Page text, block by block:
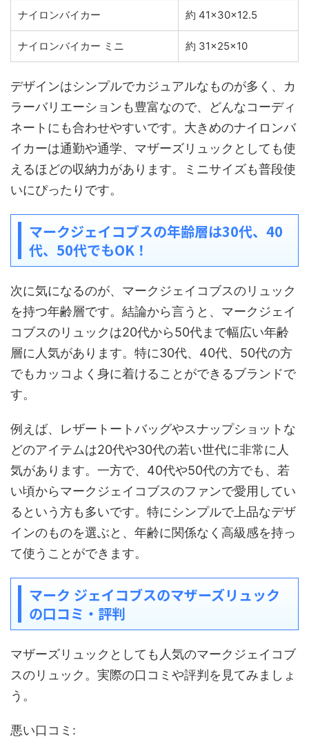
ナイロンバイカー 約 41×30×12.5
ナイロンバイカー ミニ 約 31×25×10
デザインはシンプルでカジュアルなものが多く、カ
ラーバリエーションも豊富なので、どんなコーディ
ネートにも合わせやすいです。大きめのナイロンバ
イカーは通勤や通学、マザーズリュックとしても使
えるほどの収納力があります。ミニサイズも普段使
いにぴったりです。
マークジェイコブスの年齢層は30代、40
代、50代でもOK！
次に気になるのが、マークジェイコブスのリュック
を持つ年齢層です。結論から言うと、マークジェイ
コブスのリュックは20代から50代まで幅広い年齢
層に人気があります。特に30代、40代、50代の方
でもカッコよく身に着けることができるブランドで
す。
例えば、レザートートバッグやスナップショットな
どのアイテムは20代や30代の若い世代に非常に人
気があります。一方で、40代や50代の方でも、若
い頃からマークジェイコブスのファンで愛用してい
るという方も多いです。特にシンプルで上品なデザ
インのものを選ぶと、年齢に関係なく高級感を持っ
て使うことができます。
マーク ジェイコブスのマザーズリュック
の口コミ・評判
マザーズリュックとしても人気のマークジェイコブ
スのリュック。実際の口コミや評判を見てみましょ
う。
悪い口コミ: